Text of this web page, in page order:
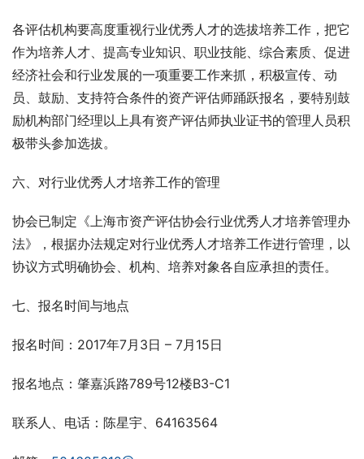
各评估机构要高度重视行业优秀人才的选拔培养工作，把它
作为培养人才、提高专业知识、职业技能、综合素质、促进
经济社会和行业发展的一项重要工作来抓，积极宣传、动
员、鼓励、支持符合条件的资产评估师踊跃报名，要特别鼓
励机构部门经理以上具有资产评估师执业证书的管理人员积
极带头参加选拔。
六、对行业优秀人才培养工作的管理
协会已制定《上海市资产评估协会行业优秀人才培养管理办
法》，根据办法规定对行业优秀人才培养工作进行管理，以
协议方式明确协会、机构、培养对象各自应承担的责任。
七、报名时间与地点
报名时间：2017年7月3日 – 7月15日
报名地点：肇嘉浜路789号12楼B3-C1
联系人、电话：陈星宇、64163564